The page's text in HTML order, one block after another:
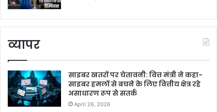
व्यापर
साइबर खतरों पर चेतावनी: वित्त मंत्री ने कहा-
साइबर हमलों से बचने के लिए वित्तीय क्षेत्र रहे
असाधारण रूप से सतर्क
April 26, 2026